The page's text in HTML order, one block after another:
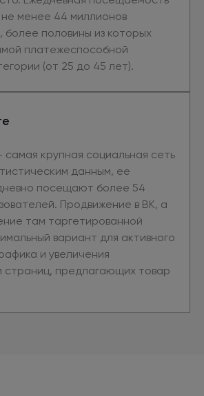
менее 44 миллионов
более половины из которых
платежеспособной
(от 25 до 45 лет).
самая крупная социальная сеть
данным, ее
посещают более 54
Продвижение в ВК, а
там таргетированной
вариант для активного
и увеличения
предлагающих товар